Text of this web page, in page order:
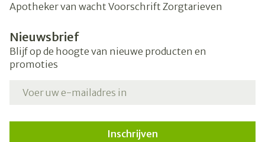
Apotheker van wacht Voorschrift Zorgtarieven
Nieuwsbrief
Blijf op de hoogte van nieuwe producten en
promoties
Inschrijven